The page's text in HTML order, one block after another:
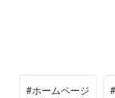
#ホームページ